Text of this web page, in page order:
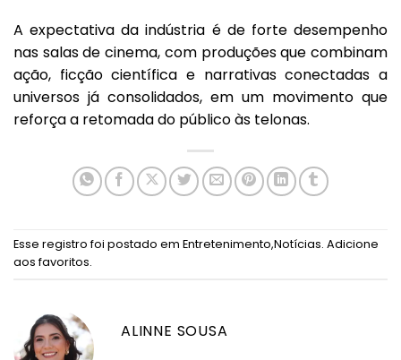
A expectativa da indústria é de forte desempenho
nas salas de cinema, com produções que combinam
ação, ficção científica e narrativas conectadas a
universos já consolidados, em um movimento que
reforça a retomada do público às telonas.
Esse registro foi postado em Entretenimento,Notícias. Adicione
aos favoritos.
ALINNE SOUSA